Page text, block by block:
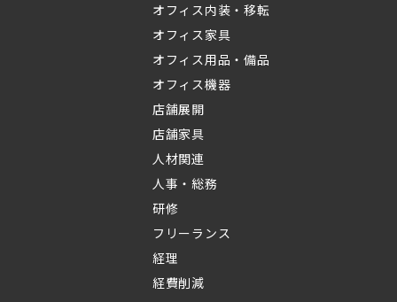
オフィス内装・移転
オフィス家具
オフィス用品・備品
オフィス機器
店舗展開
店舗家具
人材関連
人事・総務
研修
フリーランス
経理
経費削減